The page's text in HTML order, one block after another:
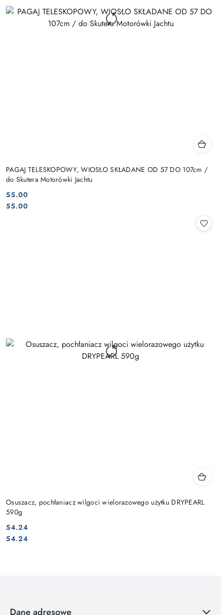
PAGAJ TELESKOPOWY, WIOSŁO SKŁADANE OD 57 DO 107cm /
do Skutera Motorówki Jachtu
Cena:
55.00
Cena:
55.00
Osuszacz, pochłaniacz wilgoci wielorazowego użytku DRYPEARL
590g
Cena:
54.24
Cena:
54.24
Dane adresowe